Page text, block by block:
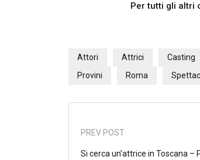
Per tutti gli altri
Attori Attrici Casting
Provini
Roma
PREV POST
Si cerca un’attrice in Toscana –